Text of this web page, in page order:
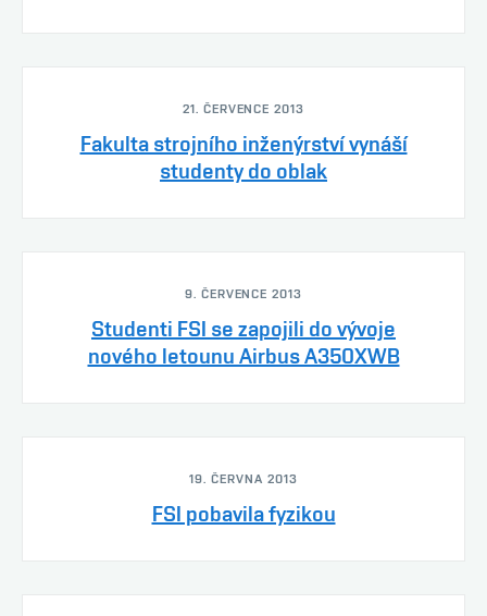
21. ČERVENCE 2013
Fakulta strojního inženýrství vynáší
studenty do oblak
9. ČERVENCE 2013
Studenti FSI se zapojili do vývoje
nového letounu Airbus A350XWB
19. ČERVNA 2013
FSI pobavila fyzikou